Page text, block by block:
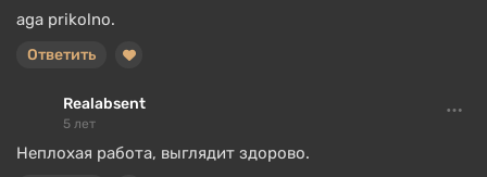
aga prikolno.
Ответить
Realabsent
5 лет
Неплохая работа, выглядит здорово.